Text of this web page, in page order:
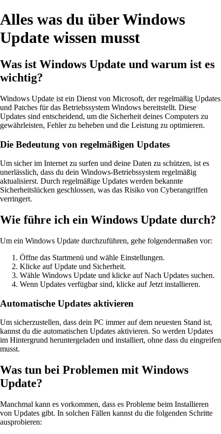
Alles was du über Windows
Update wissen musst
Was ist Windows Update und warum ist es
wichtig?
Windows Update ist ein Dienst von Microsoft, der regelmäßig Updates
und Patches für das Betriebssystem Windows bereitstellt. Diese
Updates sind entscheidend, um die Sicherheit deines Computers zu
gewährleisten, Fehler zu beheben und die Leistung zu optimieren.
Die Bedeutung von regelmäßigen Updates
Um sicher im Internet zu surfen und deine Daten zu schützen, ist es
unerlässlich, dass du dein Windows-Betriebssystem regelmäßig
aktualisierst. Durch regelmäßige Updates werden bekannte
Sicherheitslücken geschlossen, was das Risiko von Cyberangriffen
verringert.
Wie führe ich ein Windows Update durch?
Um ein Windows Update durchzuführen, gehe folgendermaßen vor:
Öffne das Startmenü und wähle Einstellungen.
Klicke auf Update und Sicherheit.
Wähle Windows Update und klicke auf Nach Updates suchen.
Wenn Updates verfügbar sind, klicke auf Jetzt installieren.
Automatische Updates aktivieren
Um sicherzustellen, dass dein PC immer auf dem neuesten Stand ist,
kannst du die automatischen Updates aktivieren. So werden Updates
im Hintergrund heruntergeladen und installiert, ohne dass du eingreifen
musst.
Was tun bei Problemen mit Windows
Update?
Manchmal kann es vorkommen, dass es Probleme beim Installieren
von Updates gibt. In solchen Fällen kannst du die folgenden Schritte
ausprobieren: